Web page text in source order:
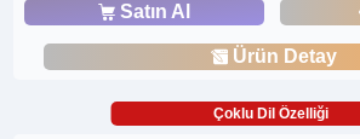
Satın Al
Ürün Detay
Çoklu Dil Özelliği